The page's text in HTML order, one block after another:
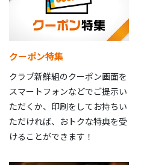
クーポン特集
クラブ新鮮組のクーポン画面を
スマートフォンなどでご提示い
ただくか、印刷をしてお持ちい
ただければ、おトクな特典を受
けることができます！